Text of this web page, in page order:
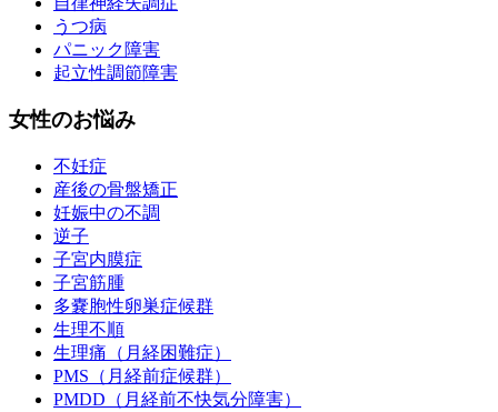
うつ病
パニック障害
起立性調節障害
女性のお悩み
不妊症
産後の骨盤矯正
妊娠中の不調
逆子
子宮内膜症
子宮筋腫
多嚢胞性卵巣症候群
生理不順
生理痛（月経困難症）
PMS（月経前症候群）
PMDD（月経前不快気分障害）